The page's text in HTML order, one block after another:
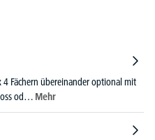
4 Fächern übereinander optional mit
od… Mehr